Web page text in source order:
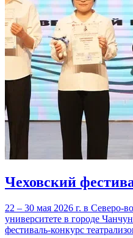
Чеховский
22 – 30 мая 2026 г. в Северо-
университете в городе
фестиваль-конкурс